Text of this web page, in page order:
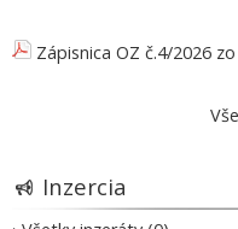
Zápisnica OZ č.4/2026
Inzercia